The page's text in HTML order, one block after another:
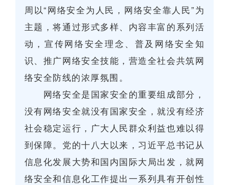
周以“网络安全为人民，网络安全靠人民”为
主题，将通过形式多样、内容丰富的系列活
动，宣传网络安全理念、普及网络安全知
识、推广网络安全技能，营造全社会共筑网
络安全防线的浓厚氛围。
网络安全是国家安全的重要组成部分，
没有网络安全就没有国家安全，就没有经济
社会稳定运行，广大人民群众利益也难以得
到保障。党的十八大以来，习近平总书记从
信息化发展大势和国内国际大局出发，就网
络安全和信息化工作提出一系列具有开创性